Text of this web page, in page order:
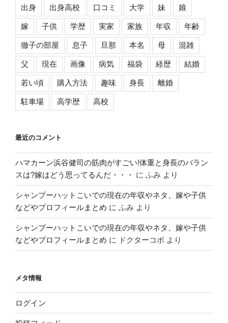
出身 出身高校 口コミ 大学 妹 娘
嫁 子供 学歴 実家 家族 年収 年齢
徹子の部屋 息子 旦那 本名 母 混雑
父 現在 画像 病気 福袋 経歴 結婚
若い頃 購入方法 趣味 身長 離婚
駐車場 高学歴 高校
最近のコメント
ハマカーン浜谷健司の筋肉がすごい!体重と身長のバラン
スは?嫁はどう思ってるんだ・・・
に ふみ より
シャンプーハットこいでの現在の年収やネタ、嫁や子供
などやプロフィールまとめ に ふみ より
シャンプーハットこいでの現在の年収やネタ、嫁や子供
などやプロフィールまとめ に ドクターコボ より
メタ情報
ログイン